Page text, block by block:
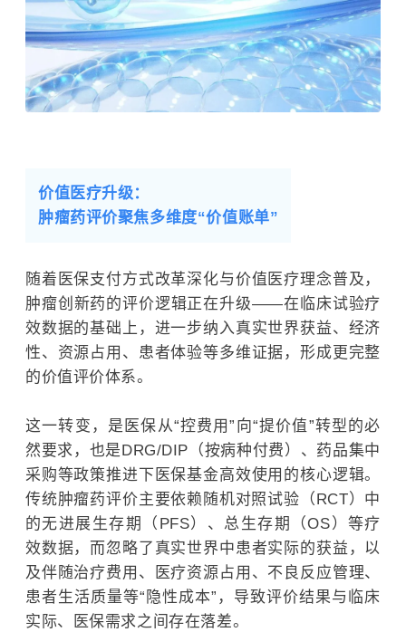
价值医疗升级：
肿瘤药评价聚焦多维度“价值账单”
随着医保支付方式改革深化与价值医疗理念普及，
肿瘤创新药的评价逻辑正在升级——在临床试验疗
效数据的基础上，进一步纳入真实世界获益、经济
性、资源占用、患者体验等多维证据，形成更完整
的价值评价体系。
这一转变，是医保从“控费用”向“提价值”转型的必
然要求，也是DRG/DIP（按病种付费）、药品集中
采购等政策推进下医保基金高效使用的核心逻辑。
传统肿瘤药评价主要依赖随机对照试验（ RCT）中
的无进展生存期（PFS）、总生存期（OS）等疗
效数据，而忽略了真实世界中患者实际的获益，以
及伴随治疗费用、医疗资源占用、不良反应管理、
患者生活质量等“隐性成本”，导致评价结果与临床
实际、医保需求之间存在落差。